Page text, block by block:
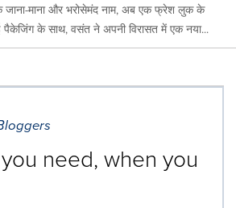
जाना-माना और भरोसेमंद नाम, अब एक फ्रेश लुक के
के साथ, वसंत ने अपनी विरासत में एक नया...
need, when you